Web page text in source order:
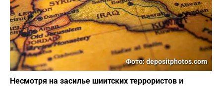
Фото: depositphotos.com
Несмотря на засилье шиитских террористов и